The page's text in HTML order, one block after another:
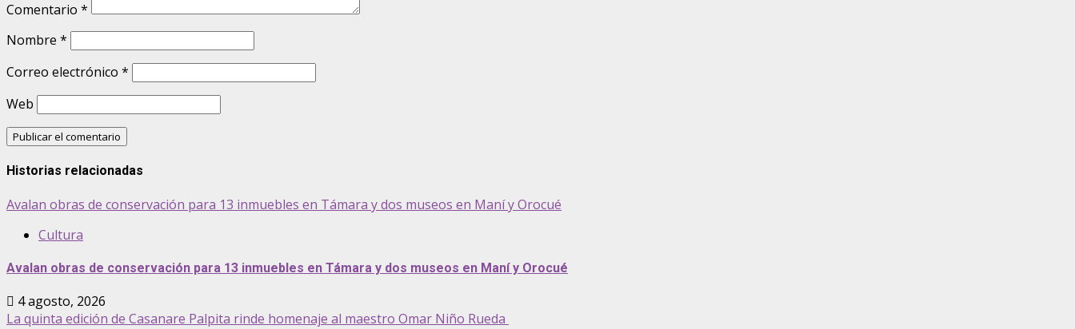
Comentario *
Nombre *
Correo electrónico *
Web
Historias relacionadas
Avalan obras de conservación para 13 inmuebles en Támara y dos museos en Maní y Orocué
Cultura
Avalan obras de conservación para 13 inmuebles en Támara y dos museos en Maní y Orocué
4 agosto, 2026
La quinta edición de Casanare Palpita rinde homenaje al maestro Omar Niño Rueda